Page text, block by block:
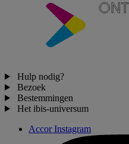
Hulp nodig?
Bezoek
Bestemmingen
Het ibis-universum
Accor Instagram